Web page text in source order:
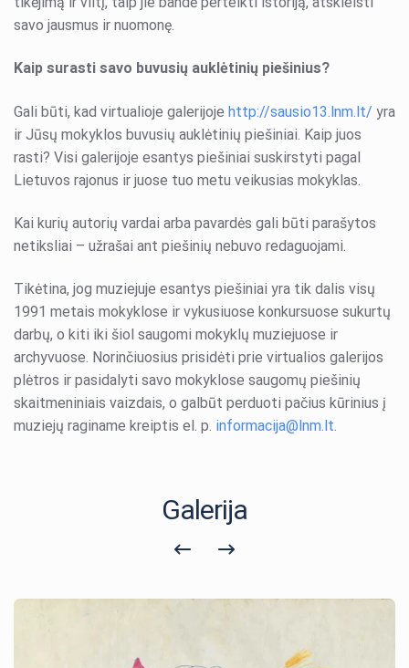
savo jausmus ir nuomonę.
Kaip surasti savo buvusių auklėtinių piešinius?
Gali būti, kad virtualioje galerijoje http://sausio13.lnm.lt/ yra
ir Jūsų mokyklos buvusių auklėtinių piešiniai. Kaip juos
rasti? Visi galerijoje esantys piešiniai suskirstyti pagal
Lietuvos rajonus ir juose tuo metu veikusias mokyklas.
Kai kurių autorių vardai arba pavardės gali būti parašytos
netiksliai – užrašai ant piešinių nebuvo redaguojami.
Tikėtina, jog muziejuje esantys piešiniai yra tik dalis visų
1991 metais mokyklose ir vykusiuose konkursuose sukurtų
darbų, o kiti iki šiol saugomi mokyklų muziejuose ir
archyvuose. Norinčiuosius prisidėti prie virtualios galerijos
plėtros ir pasidalyti savo mokyklose saugomų piešinių
skaitmeniniais vaizdais, o galbūt perduoti pačius kūrinius į
muziejų raginame kreiptis el. p. informacija@lnm.lt.
Galerija